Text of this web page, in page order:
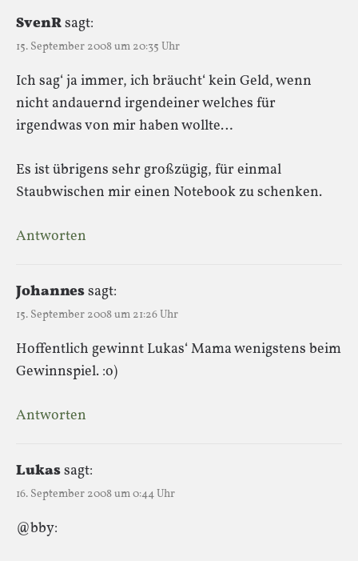
SvenRsagt:
15. September 2008 um 20:35 Uhr
Ich sag‘ ja immer, ich bräucht‘ kein Geld, wenn
nicht andauernd irgendeiner welches für
irgendwas von mir haben wollte…
Es ist übrigens sehr großzügig, für einmal
Staubwischen mir einen Notebook zu schenken.
Antworten
Johannessagt:
15. September 2008 um 21:26 Uhr
Hoffentlich gewinnt Lukas‘ Mama wenigstens beim
Gewinnspiel. :o)
Antworten
Lukassagt:
16. September 2008 um 0:44 Uhr
@bby: